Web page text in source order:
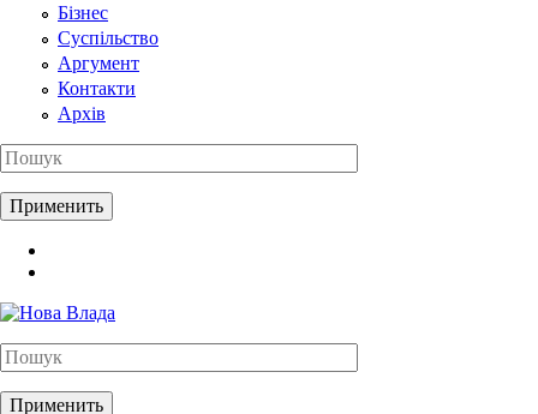
Бізнес
Суспільство
Аргумент
Контакти
Архів